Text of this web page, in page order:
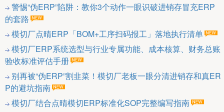
警惕“伪ERP”陷阱：教你3个动作一眼识破进销存冒充ERP
的套路
模切厂点晴ERP「BOM+工序扫码报工」落地执行清单
模切厂ERP系统选型与行业专属功能、成本核算、财务总账
验收标准评估手册
别再被“伪ERP”割韭菜！模切厂老板一眼分清进销存和真ER
P的避坑指南
模切厂结合点晴模切ERP标准化SOP完整编写指南